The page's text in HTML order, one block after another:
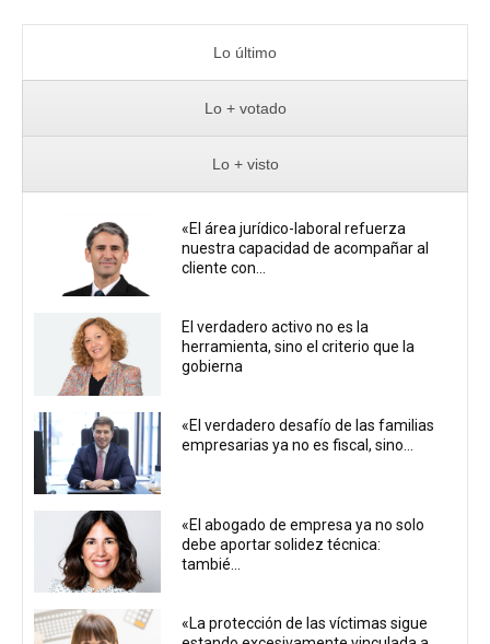
Lo último
Lo + votado
Lo + visto
«El área jurídico-laboral refuerza
nuestra capacidad de acompañar al
cliente con...
El verdadero activo no es la
herramienta, sino el criterio que la
gobierna
«El verdadero desafío de las familias
empresarias ya no es fiscal, sino...
«El abogado de empresa ya no solo
debe aportar solidez técnica:
tambié...
«La protección de las víctimas sigue